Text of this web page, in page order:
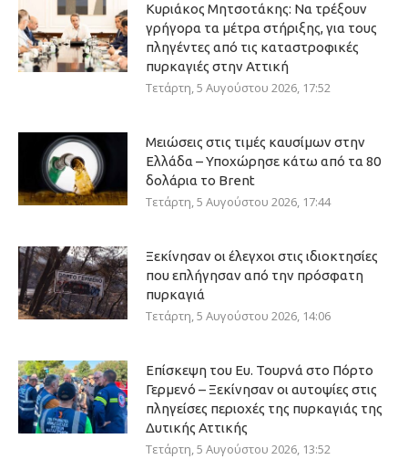
Κυριάκος Μητσοτάκης: Να τρέξουν
γρήγορα τα μέτρα στήριξης, για τους
πληγέντες από τις καταστροφικές
πυρκαγιές στην Αττική
Τετάρτη, 5 Αυγούστου 2026, 17:52
Μειώσεις στις τιμές καυσίμων στην
Ελλάδα – Υποχώρησε κάτω από τα 80
δολάρια το Brent
Τετάρτη, 5 Αυγούστου 2026, 17:44
Ξεκίνησαν οι έλεγχοι στις ιδιοκτησίες
που επλήγησαν από την πρόσφατη
πυρκαγιά
Τετάρτη, 5 Αυγούστου 2026, 14:06
Επίσκεψη του Ευ. Τουρνά στο Πόρτο
Γερμενό – Ξεκίνησαν οι αυτοψίες στις
πληγείσες περιοχές της πυρκαγιάς της
Δυτικής Αττικής
Τετάρτη, 5 Αυγούστου 2026, 13:52